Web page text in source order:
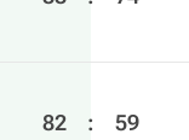
82 : 59